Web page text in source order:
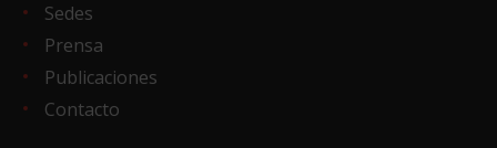
Sedes
Prensa
Publicaciones
Contacto